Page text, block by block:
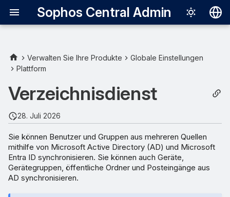
Sophos Central Admin
English
한국어
Português
Verwalten Sie Ihre Produkte
Globale Einstellungen
Plattform
Verzeichnisdienst
28. Juli 2026
Sie können Benutzer und Gruppen aus mehreren Quellen
mithilfe von Microsoft Active Directory (AD) und Microsoft
Entra ID synchronisieren. Sie können auch Geräte,
Gerätegruppen, öffentliche Ordner und Posteingänge aus
AD synchronisieren.